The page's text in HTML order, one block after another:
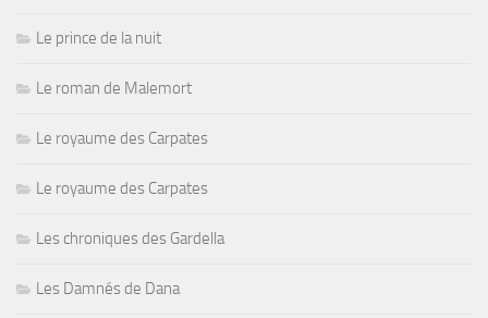
Le prince de la nuit
Le roman de Malemort
Le royaume des Carpates
Le royaume des Carpates
Les chroniques des Gardella
Les Damnés de Dana